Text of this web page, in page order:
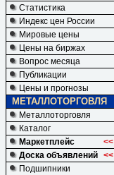
Статистика
Индекс цен России
Мировые цены
Цены на биржах
Вопрос месяца
Публикации
Цены и прогнозы
МЕТАЛЛОТОРГОВЛЯ
Металлоторговля
Каталог
Маркетплейс
<<
Доска объявлений <<
Подшипники